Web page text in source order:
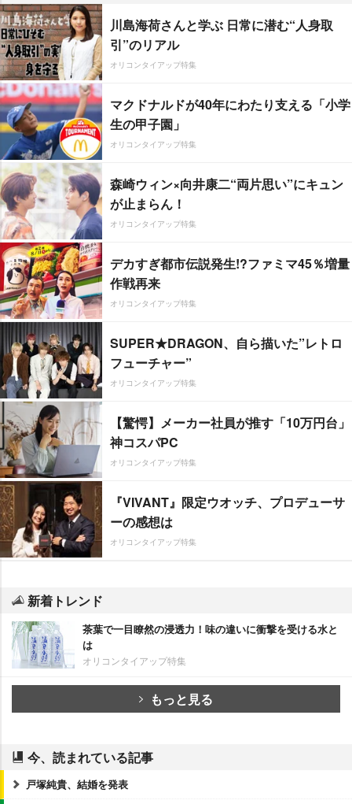
川島海荷さんと学ぶ 日常に潜む“人身取
引”のリアル
オリコンタイアップ特集
マクドナルドが40年にわたり支える「小学
生の甲子園」
オリコンタイアップ特集
森崎ウィン×向井康二“両片思い”にキュン
が止まらん！
オリコンタイアップ特集
デカすぎ都市伝説発生!?ファミマ45％増量
作戦再来
オリコンタイアップ特集
SUPER★DRAGON、自ら描いた”レトロ
フューチャー”
オリコンタイアップ特集
【驚愕】メーカー社員が推す「10万円台」
神コスパPC
オリコンタイアップ特集
『VIVANT』限定ウオッチ、プロデューサ
ーの感想は
オリコンタイアップ特集
新着トレンド
茶葉で一目瞭然の浸透力！味の違いに衝撃を受ける水と
は
オリコンタイアップ特集
もっと見る
今、読まれている記事
戸塚純貴、結婚を発表